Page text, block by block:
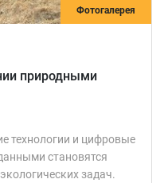
Фотогалерея
природными
технологии и цифровые
становятся
задач.